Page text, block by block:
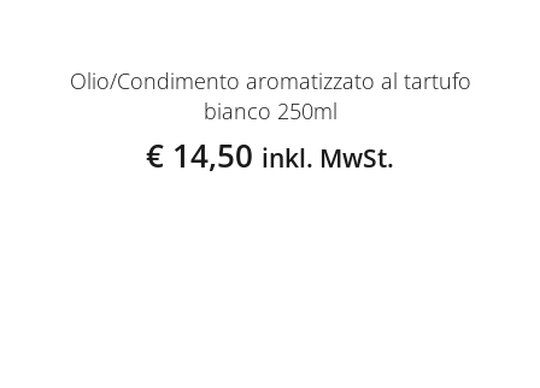
Olio/Condimento aromatizzato al tartufo
bianco 250ml
€ 14,50 inkl. MwSt.